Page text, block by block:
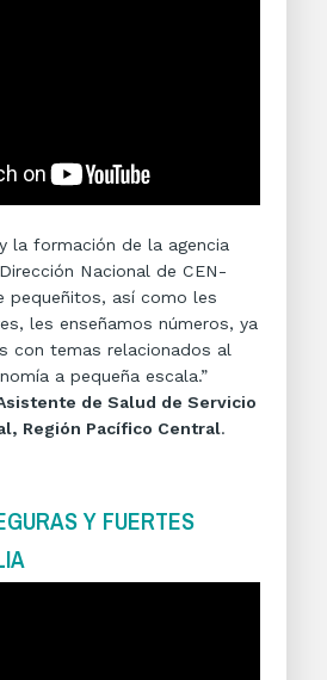
la formación de la agencia
Nacional de CEN-
pequeñitos, así como les
les enseñamos números, ya
con temas relacionados al
a pequeña escala.”
de Salud de Servicio
Región Pacífico Central.
Y FUERTES